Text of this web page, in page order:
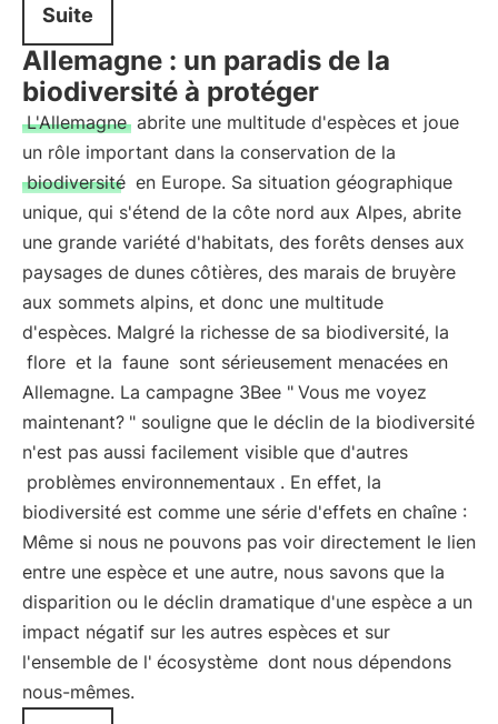
Suite
Allemagne : un paradis de la
biodiversité à protéger
L'Allemagne abrite une multitude d'espèces et joue
un rôle important dans la conservation de la
biodiversité en Europe. Sa situation géographique
unique, qui s'étend de la côte nord aux Alpes, abrite
une grande variété d'habitats, des forêts denses aux
paysages de dunes côtières, des marais de bruyère
aux sommets alpins, et donc une multitude
d'espèces. Malgré la richesse de sa biodiversité, la
flore et la faune sont sérieusement menacées en
Allemagne. La campagne 3Bee " Vous me voyez
maintenant? " souligne que le déclin de la biodiversité
n'est pas aussi facilement visible que d'autres
problèmes environnementaux . En effet, la
biodiversité est comme une série d'effets en chaîne :
Même si nous ne pouvons pas voir directement le lien
entre une espèce et une autre, nous savons que la
disparition ou le déclin dramatique d'une espèce a un
impact négatif sur les autres espèces et sur
l'ensemble de l' écosystème dont nous dépendons
nous-mêmes.